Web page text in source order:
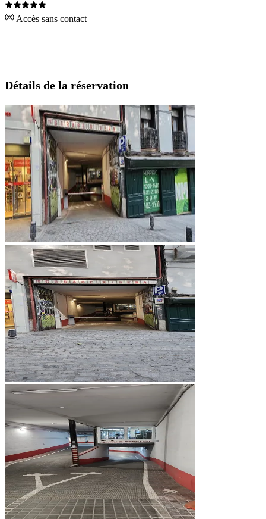
Accès sans contact
Détails de la réservation